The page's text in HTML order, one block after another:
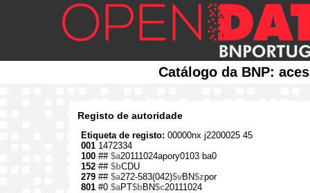
Catálogo da BNP:
Registo de autoridade
Etiqueta de registo: 00000nx j2200025 45
001 1472334
100 ## $a20111024apory0103 ba0
152 ## $bCDU
279 ## $a272-583(042)$vBN$zpor
801 #0 $aPT$bBN$c20111024